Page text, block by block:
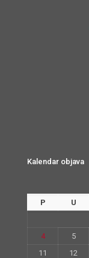
Kalendar objava
P U
4
5
11
12